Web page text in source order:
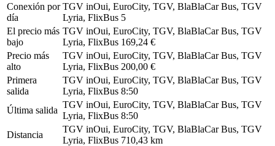
Conexión por
día
TGV inOui, EuroCity, TGV, BlaBlaCar Bus, TGV
Lyria, FlixBus 5
El precio más
bajo
TGV inOui, EuroCity, TGV, BlaBlaCar Bus, TGV
Lyria, FlixBus 169,24 €
Precio más
alto
TGV inOui, EuroCity, TGV, BlaBlaCar Bus, TGV
Lyria, FlixBus 200,00 €
Primera
salida
TGV inOui, EuroCity, TGV, BlaBlaCar Bus, TGV
Lyria, FlixBus 8:50
Última salida
TGV inOui, EuroCity, TGV, BlaBlaCar Bus, TGV
Lyria, FlixBus 8:50
Distancia
TGV inOui, EuroCity, TGV, BlaBlaCar Bus, TGV
Lyria, FlixBus 710,43 km